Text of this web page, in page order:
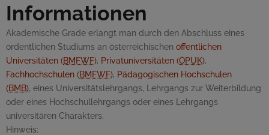
Informationen
Akademische Grade erlangt man durch den Abschluss eines
ordentlichen Studiums an österreichischen öffentlichen
Universitäten (BMFWF), Privatuniversitäten (ÖPUK),
Fachhochschulen (BMFWF), Pädagogischen Hochschulen
(BMB), eines Universitätslehrgangs, Lehrgangs zur Weiterbildung
oder eines Hochschullehrgangs oder eines Lehrgangs
universitären Charakters.
Hinweis: